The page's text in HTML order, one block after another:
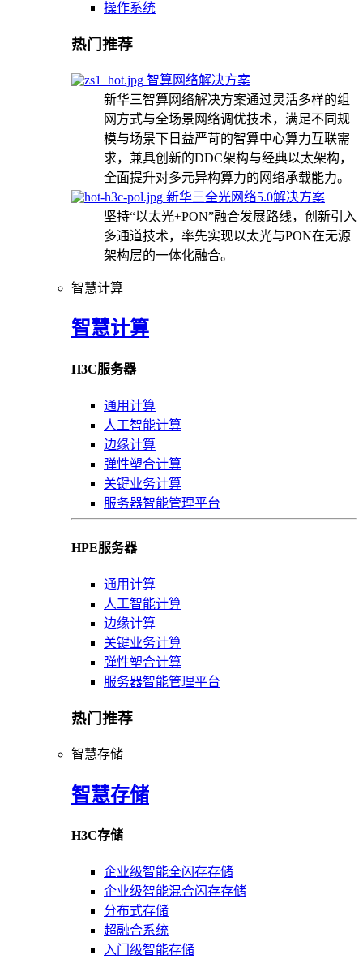
操作系统
热门推荐
智算网络解决方案
新华三智算网络解决方案通过灵活多样的组
网方式与全场景网络调优技术，满足不同规
模与场景下日益严苛的智算中心算力互联需
求，兼具创新的DDC架构与经典以太架构，
全面提升对多元异构算力的网络承载能力。
新华三全光网络5.0解决方案
坚持“以太光+PON”融合发展路线，创新引入
多通道技术，率先实现以太光与PON在无源
架构层的一体化融合。
智慧计算
智慧计算
H3C服务器
通用计算
人工智能计算
边缘计算
弹性塑合计算
关键业务计算
服务器智能管理平台
HPE服务器
通用计算
人工智能计算
边缘计算
关键业务计算
弹性塑合计算
服务器智能管理平台
热门推荐
智慧存储
智慧存储
H3C存储
企业级智能全闪存存储
企业级智能混合闪存存储
分布式存储
超融合系统
入门级智能存储